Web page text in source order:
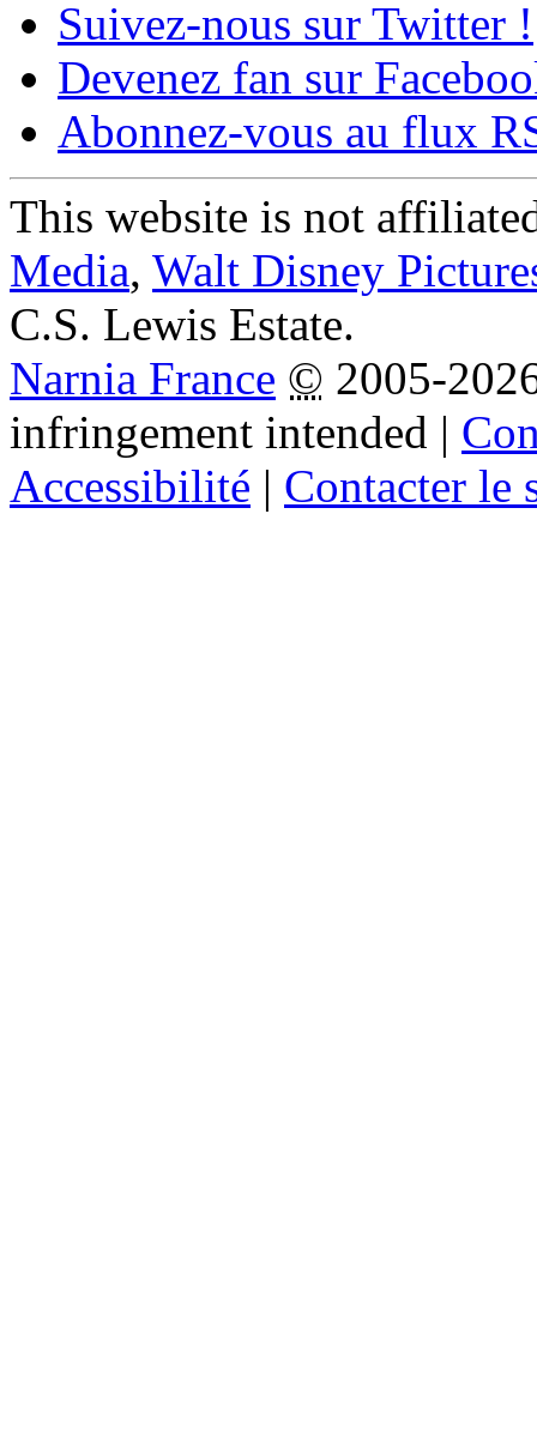
Suivez-nous sur Twitter !
Devenez fan sur
Abonnez-vous au flux
This website is not
Media, Walt Disney
C.S. Lewis Estate.
Narnia France © 2005-
infringement intended |
Accessibilité | Contacter le